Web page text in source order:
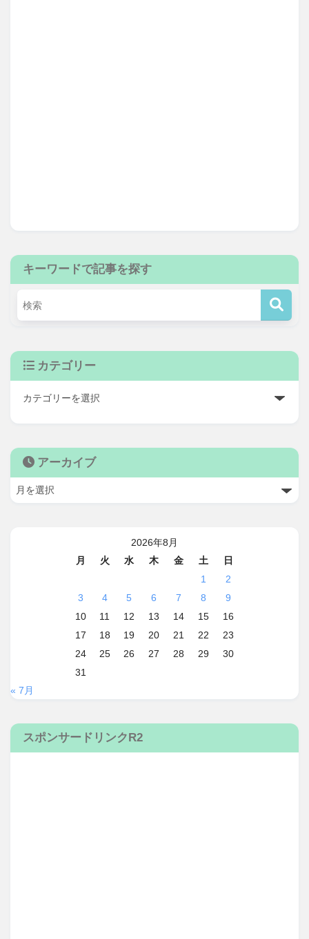
キーワードで記事を探す
カテゴリー
アーカイブ
2026年8月
月
火 水 木 金 土
日
1
2
3
4 5 6 7 8
9
10
11 12 13 14 15
16
17
18 19 20 21 22
23
24
25 26 27 28 29
30
31
« 7月
スポンサードリンクR2